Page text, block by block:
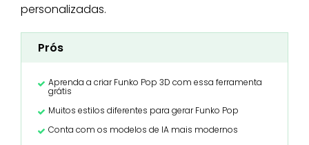
personalizadas.
Prós
Aprenda a criar Funko Pop 3D com essa ferramenta
grátis
Muitos estilos diferentes para gerar Funko Pop
Conta com os modelos de IA mais modernos